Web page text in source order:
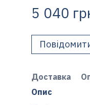
5 040
Доставка
Опис